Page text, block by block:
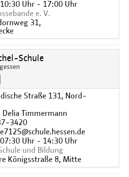
10:30 Uhr - 17:00 Uhr
e. V.
31,
Schule
Straße 131, Nord-
Delia Timmermann
07:30 Uhr - 14:30 Uhr
und Bildung
Königsstraße 8, Mitte